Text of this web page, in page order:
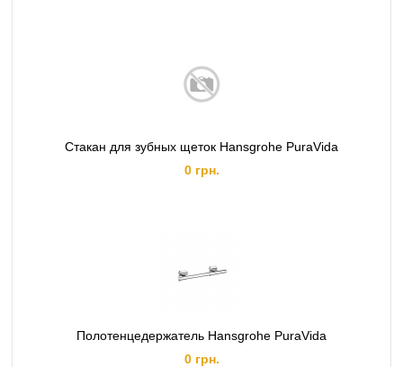
Стакан для зубных щеток Hansgrohe PuraVida
0 грн.
Полотенцедержатель Hansgrohe PuraVida
0 грн.